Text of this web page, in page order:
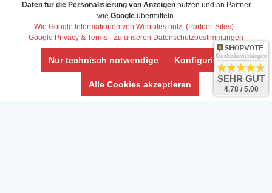
Daten­schutz­erklärung
Widerrufs­recht /Widerrufs­formular
AGB & Info
Impressum
Umwelt und Entsorgung
Vertrag widerrufen
Daten für die Personalisierung von Anzeigennutzen und an Partner
wie Googleübermitteln.
Wie Google Informationen von Websites nutzt (Partner-Sites) ·
Google Privacy & Terms · Zu unseren Datenschutzbestimmungen
Nur technisch notwendige Konfigurieren
Alle Cookies akzeptieren
Kundenbewertungen
SEHR GUT
4.78 / 5.00